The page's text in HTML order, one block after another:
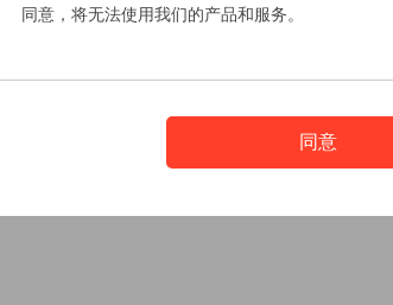
同意，将无法使用我们的产品和服务。
同意